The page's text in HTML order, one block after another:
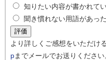
知りたい内容が書かれて
聞き慣れない用語があった
より詳しくご感想をいただけ
pまでメールでお送りください